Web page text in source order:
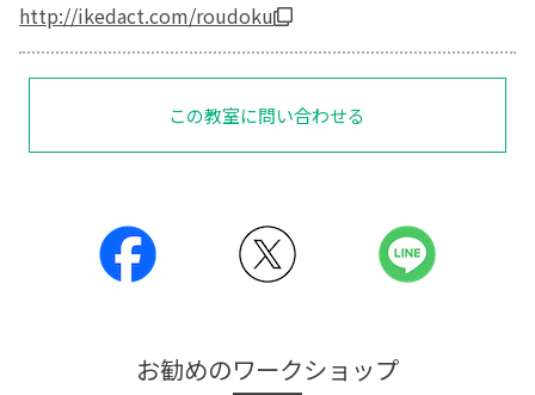
http://ikedact.com/roudoku
この教室に問い合わせる
お勧めのワークショップ